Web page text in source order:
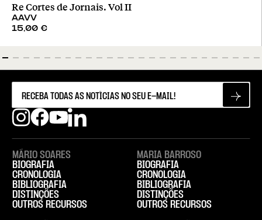
Re Cortes de Jornais. Vol II
AAVV
15,00 €
MÁRIO SOARES
BIOGRAFIA
CRONOLOGIA
BIBLIOGRAFIA
DISTINÇÕES
OUTROS RECURSOS
MARIA BARROSO
BIOGRAFIA
CRONOLOGIA
BIBLIOGRAFIA
DISTINÇÕES
OUTROS RECURSOS